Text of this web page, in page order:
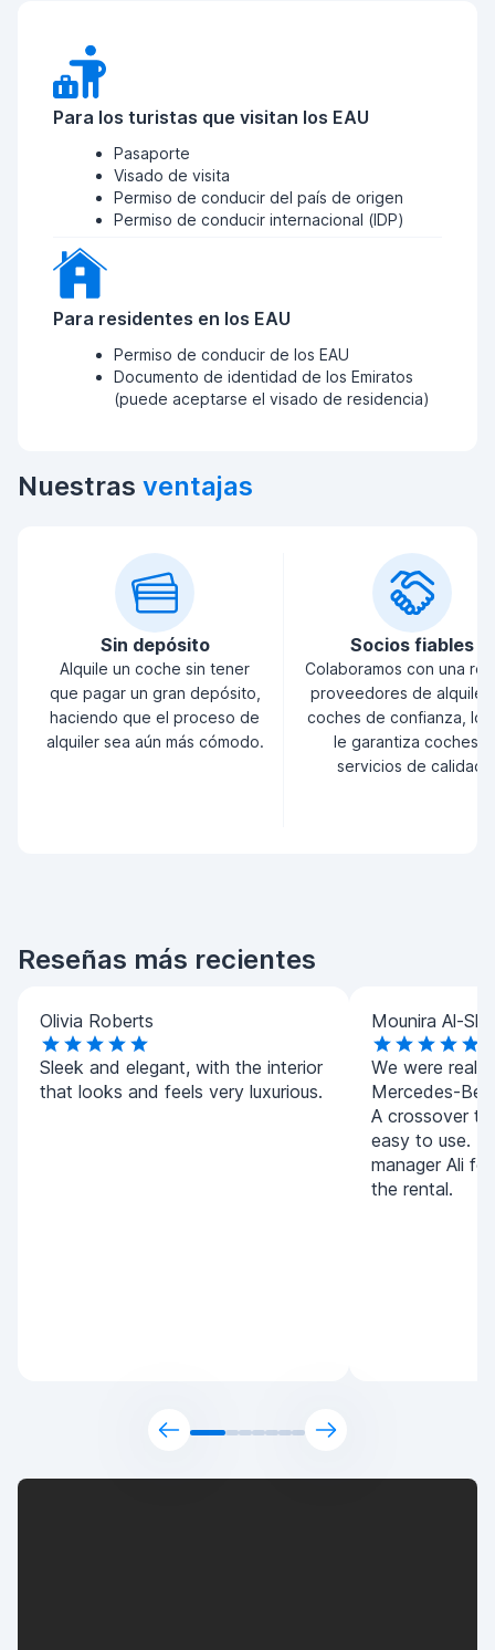
Para los turistas que visitan los EAU
Pasaporte
Visado de visita
Permiso de conducir del país de origen
Permiso de conducir internacional (IDP)
Para residentes en los EAU
Permiso de conducir de los EAU
Documento de identidad de los Emiratos
(puede aceptarse el visado de residencia)
Nuestras ventajas
Sin depósito
Alquile un coche sin tener
que pagar un gran depósito,
haciendo que el proceso de
alquiler sea aún más cómodo.
Socios fiables
Colaboramos con una
proveedores de alquiler
coches de confianza, lo
le garantiza coches y
servicios de calidad.
Reseñas más recientes
Olivia Roberts
Sleek and elegant, with the interior
that looks and feels very luxurious.
Mounira Al-
We were
Mercedes-
A crossover
easy to use.
manager Ali
the rental.